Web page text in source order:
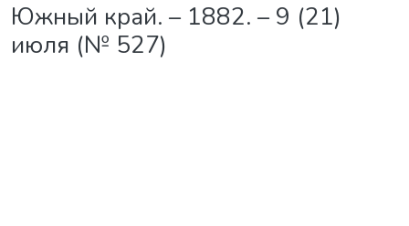
Южный край. – 1882. – 9 (21)
июля (№ 527)